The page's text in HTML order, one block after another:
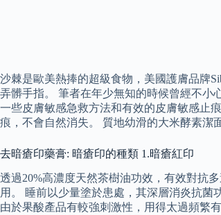
沙棘是歐美熱捧的超級食物，美國護膚品牌
弄髒手指。 筆者在年少無知的時候曾經不小
一些皮膚敏感急救方法和有效的皮膚敏感止
痕，不會自然消失。 質地幼滑的大米酵素潔
去暗瘡印藥膏: 暗瘡印的種類 1.暗瘡紅印
透過20%高濃度天然茶樹油功效，有效對抗
用。 睡前以少量塗於患處，其深層消炎抗菌
由於果酸產品有較強刺激性，用得太過頻繁